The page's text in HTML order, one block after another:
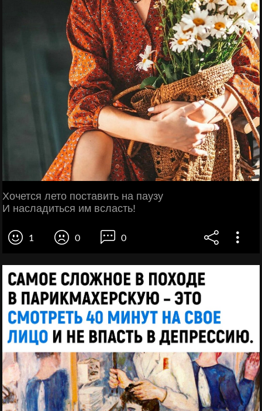
Хочется лето поставить на паузу
И насладиться им всласть!
1 0 0